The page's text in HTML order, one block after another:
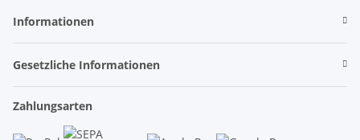
Informationen
Gesetzliche Informationen
Zahlungsarten